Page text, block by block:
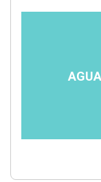
AGUA